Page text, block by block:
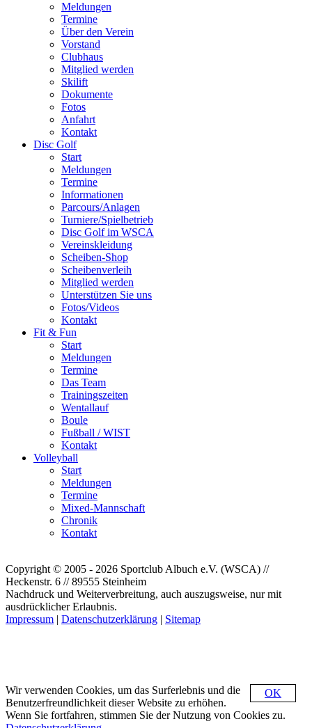
Meldungen
Termine
Über den Verein
Vorstand
Clubhaus
Mitglied werden
Skilift
Dokumente
Fotos
Anfahrt
Kontakt
Disc Golf
Start
Meldungen
Termine
Informationen
Parcours/Anlagen
Turniere/Spielbetrieb
Disc Golf im WSCA
Vereinskleidung
Scheiben-Shop
Scheibenverleih
Mitglied werden
Unterstützen Sie uns
Fotos/Videos
Kontakt
Fit & Fun
Start
Meldungen
Termine
Das Team
Trainingszeiten
Wentallauf
Boule
Fußball / WIST
Kontakt
Volleyball
Start
Meldungen
Termine
Mixed-Mannschaft
Chronik
Kontakt
Copyright © 2005 - 2026 Sportclub Albuch e.V. (WSCA) //
Heckenstr. 6 // 89555 Steinheim
Nachdruck und Weiterverbreitung, auch auszugsweise, nur mit
ausdrücklicher Erlaubnis.
Impressum | Datenschutzerklärung | Sitemap
OK
Wir verwenden Cookies, um das Surferlebnis und die
Benutzerfreundlichkeit dieser Website zu erhöhen.
Wenn Sie fortfahren, stimmen Sie der Nutzung von Cookies zu.